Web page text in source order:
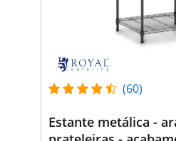
(60)
Estante metálica -